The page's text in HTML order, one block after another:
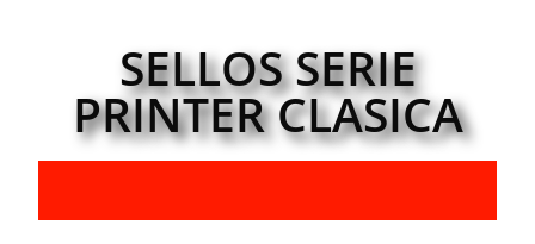
SELLOS SERIE
PRINTER CLASICA